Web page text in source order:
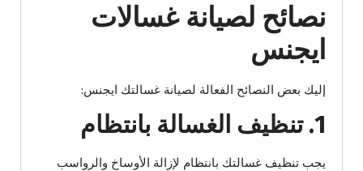
نصائح لصيانة غسالات
ايجنس
إليك بعض النصائح الفعالة لصيانة غسالتك ايجنس:
1. تنظيف الغسالة بانتظام
يجب تنظيف غسالتك بانتظام لإزالة الأوساخ والرواسب